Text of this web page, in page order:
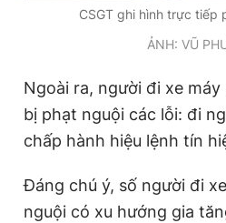
CSGT ghi hình trực tiếp
ẢNH: VŨ
Ngoài ra, người đi xe
bị phạt nguội các lỗi: đi
chấp hành hiệu lệnh tín
Đáng chú ý, số người đi
nguội có xu hướng gia